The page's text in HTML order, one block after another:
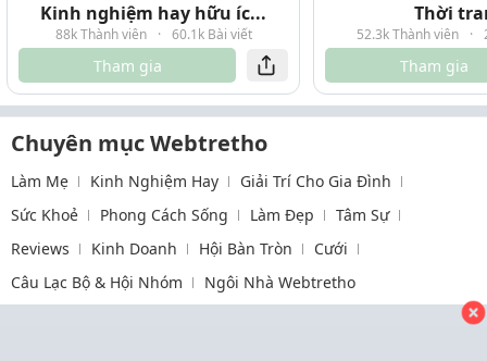
Kinh nghiệm hay hữu íc...
88k Thành viên · 60.1k Bài viết
Tham gia
Thời
52.3k Thành viên ·
Tham gia
Chuyên mục Webtretho
Làm Mẹ Kinh Nghiệm Hay
Giải Trí Cho Gia Đình
Sức Khoẻ
Phong Cách Sống Làm Đẹp
Tâm Sự
Reviews
Kinh Doanh Hội Bàn Tròn
Cưới
Câu Lạc Bộ & Hội Nhóm
Ngôi Nhà Webtretho